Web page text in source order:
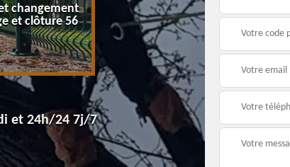
changement
et clôture 56
Elagage et étêtage
d'arbre 56
et 24h/24 7j/7